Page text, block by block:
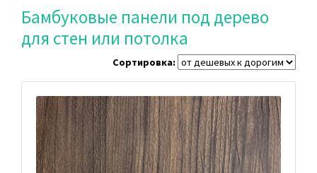
Бамбуковые панели под дерево
для стен или потолка
Сортировка: